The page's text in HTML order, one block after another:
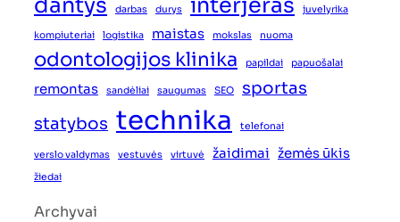
darbas durys juvelyrika
kompiuteriai logistika maistas mokslas nuoma
odontologijos klinika papildai papuošalai
remontas sandėliai saugumas SEO
sportas
statybos technika telefonai
verslo valdymas vestuvės virtuvė žaidimai žemės ūkis
žiedai
Archyvai